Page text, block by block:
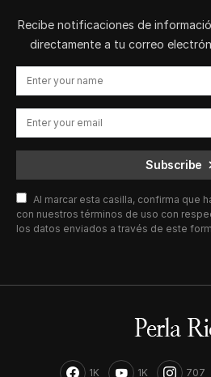
Recibe notificaciones de
directamente a tu correo
Subscribe
Al marcar esta casilla, confirma que
con nuestros términos de uso con
los datos enviados a través de este
1K 1K 707